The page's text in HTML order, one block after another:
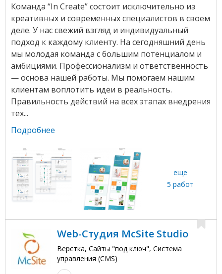
Команда “In Create” состоит исключительно из
креативных и современных специалистов в своем
деле. У нас свежий взгляд и индивидуальный
подход к каждому клиенту. На сегодняшний день
мы молодая команда с большим потенциалом и
амбициями. Профессионализм и ответственность
— основа нашей работы. Мы помогаем нашим
клиентам воплотить идеи в реальность.
Правильность действий на всех этапах внедрения
тех...
Подробнее
еще
5 работ
Web-Студия McSite Studio
Верстка, Сайты "под ключ", Система
управления (CMS)